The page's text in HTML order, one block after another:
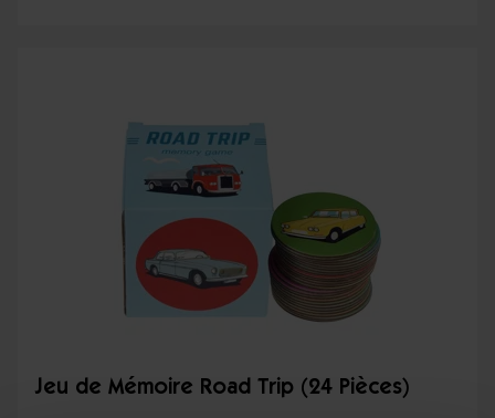
Jeu de Mémoire Road Trip (24 Pièces)